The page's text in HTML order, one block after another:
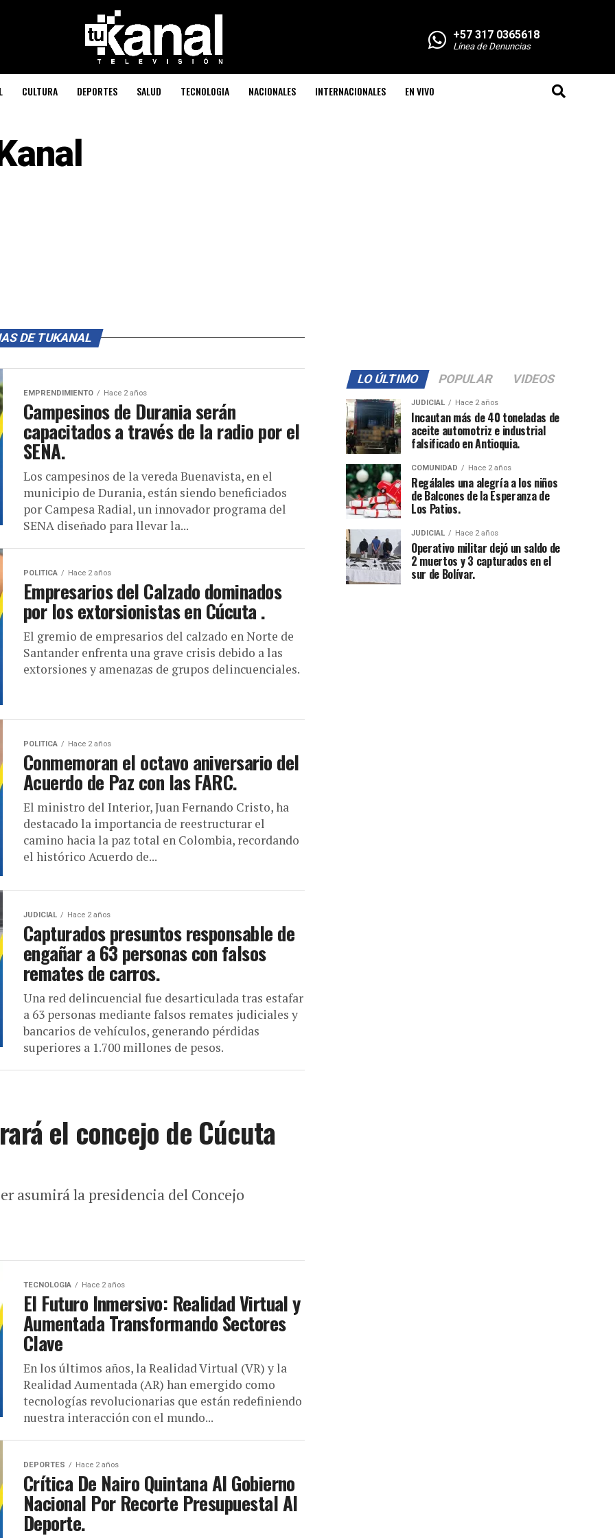
+57 317 0365618
Línea de Denuncias
CULTURA DEPORTES SALUD TECNOLOGIA NACIONALES INTERNACIONALES EN VIVO
DE TUKANAL
EMPRENDIMIENTO Hace 2 años
Campesinos de Durania serán
capacitados a través de la radio por el
SENA.
Los campesinos de la vereda Buenavista, en el
municipio de Durania, están siendo beneficiados
por Campesa Radial, un innovador programa del
SENA diseñado para llevar la...
POLITICA Hace 2 años
Empresarios del Calzado dominados
por los extorsionistas en Cúcuta .
El gremio de empresarios del calzado en Norte de
Santander enfrenta una grave crisis debido a las
extorsiones y amenazas de grupos delincuenciales.
POLITICA Hace 2 años
Conmemoran el octavo aniversario del
Acuerdo de Paz con las FARC.
El ministro del Interior, Juan Fernando Cristo, ha
destacado la importancia de reestructurar el
camino hacia la paz total en Colombia, recordando
el histórico Acuerdo de...
JUDICIAL Hace 2 años
Capturados presuntos responsable de
engañar a 63 personas con falsos
remates de carros.
Una red delincuencial fue desarticulada tras estafar
a 63 personas mediante falsos remates judiciales y
bancarios de vehículos, generando pérdidas
superiores a 1.700 millones de pesos.
el concejo de Cúcuta
asumirá la presidencia del Concejo
TECNOLOGIA Hace 2 años
El Futuro Inmersivo: Realidad Virtual y
Aumentada Transformando Sectores
Clave
En los últimos años, la Realidad Virtual (VR) y la
Realidad Aumentada (AR) han emergido como
tecnologías revolucionarias que están redefiniendo
nuestra interacción con el mundo...
DEPORTES Hace 2 años
Crítica De Nairo Quintana Al Gobierno
Nacional Por Recorte Presupuestal Al
Deporte.
LO ÚLTIMO POPULAR VIDEOS
JUDICIAL Hace 2 años
Incautan más de 40 toneladas de
aceite automotriz e industrial
falsificado en Antioquia.
COMUNIDAD Hace 2 años
Regálales una alegría a los niños
de Balcones de la Esperanza de
Los Patios.
JUDICIAL Hace 2 años
Operativo militar dejó un saldo de
2 muertos y 3 capturados en el
sur de Bolívar.